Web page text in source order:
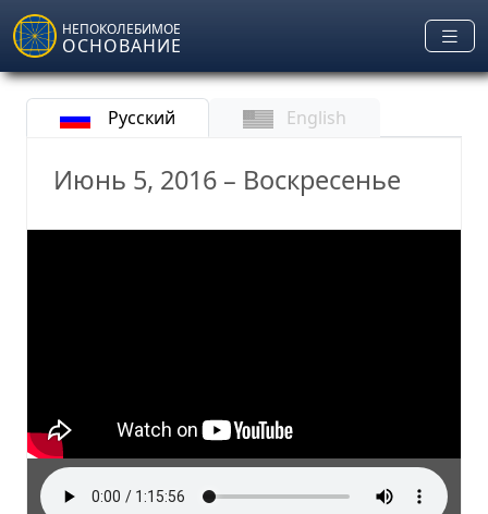
Skip to main content
НЕПОКОЛЕБИМОЕ
ОСНОВАНИЕ
Русский English
Июнь 5, 2016 – Воскресенье